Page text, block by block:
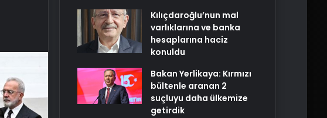
Kılıçdaroğlu’nun mal
varlıklarına ve banka
hesaplarına haciz
konuldu
Bakan Yerlikaya: Kırmızı
bültenle aranan 2
suçluyu daha ülkemize
getirdik